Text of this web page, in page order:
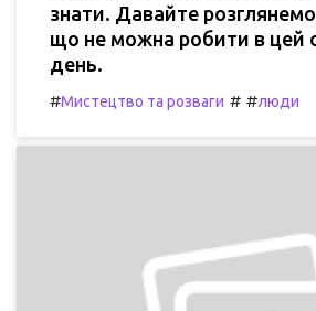
знати. Давайте
що не можна робити в цей
день.
#Мистецтво та розваги # #люди